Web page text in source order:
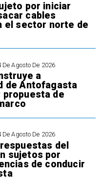
por iniciar
cables
el sector norte de
De Agosto De 2026
a
de Antofagasta
de
De Agosto De 2026
del
sujetos por
de conducir